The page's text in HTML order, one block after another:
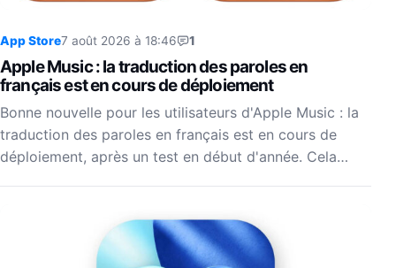
App Store7 août 2026 à 18:46 1
Apple Music : la traduction des paroles en
français est en cours de déploiement
Bonne nouvelle pour les utilisateurs d'Apple Music : la
traduction des paroles en français est en cours de
déploiement, après un test en début d'année. Cela…